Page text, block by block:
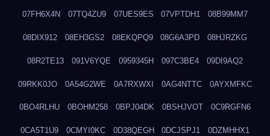
07FH6X4N 07TQ4ZU9 07UES9ES 07VPTDH1 08B99MM7
08DIX912 08EH3GS2 08EKQPQ9 08G6A3PD 08HJRZKG
08R2TE13 091V6YQE 0959345H 097C3BE4 09DI9AQ2
09RKK0JO 0A54G2WE 0A7RXWXI 0AG4NTTC 0AYXMFKC
0BO4RLHU 0BOHM258 0BPJ04DK 0BSHJVOT 0C9RGFN6
0CA5T1U9 0CMYI0KC 0D38QEGH 0DCJSPJ1 0DZMHHX1